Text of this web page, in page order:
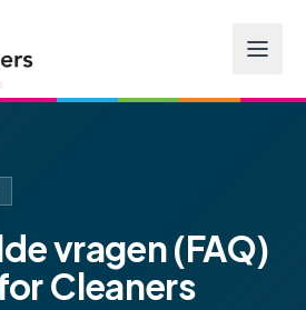
vragen (FAQ)
Cleaners